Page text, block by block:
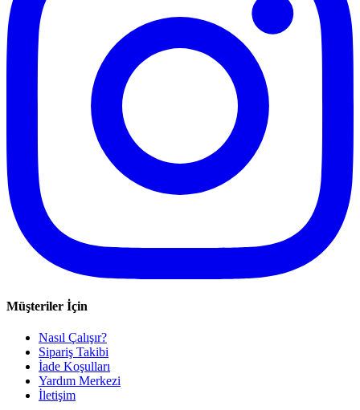
Müşteriler İçin
Nasıl Çalışır?
Sipariş Takibi
İade Koşulları
Yardım Merkezi
İletişim